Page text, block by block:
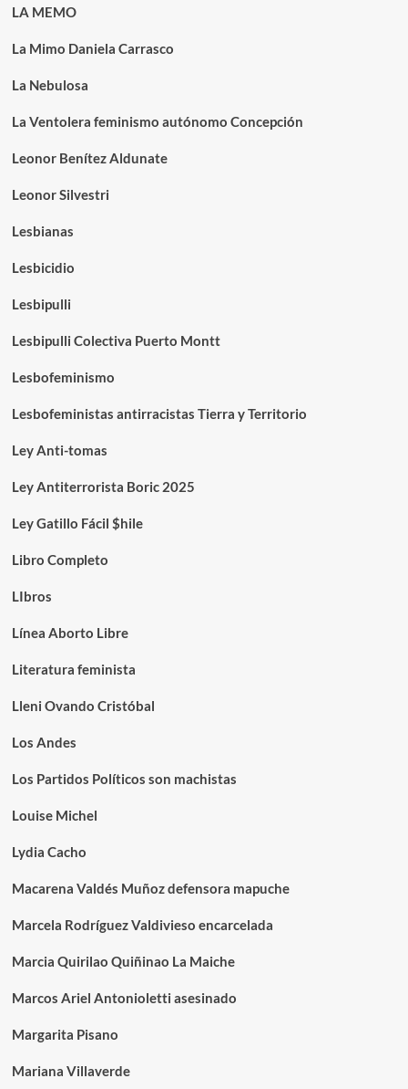
LA MEMO
La Mimo Daniela Carrasco
La Nebulosa
La Ventolera feminismo autónomo Concepción
Leonor Benítez Aldunate
Leonor Silvestri
Lesbianas
Lesbicidio
Lesbipulli
Lesbipulli Colectiva Puerto Montt
Lesbofeminismo
Lesbofeministas antirracistas Tierra y Territorio
Ley Anti-tomas
Ley Antiterrorista Boric 2025
Ley Gatillo Fácil $hile
Libro Completo
LIbros
Línea Aborto Libre
Literatura feminista
Lleni Ovando Cristóbal
Los Andes
Los Partidos Políticos son machistas
Louise Michel
Lydia Cacho
Macarena Valdés Muñoz defensora mapuche
Marcela Rodríguez Valdivieso encarcelada
Marcia Quirilao Quiñinao La Maiche
Marcos Ariel Antonioletti asesinado
Margarita Pisano
Mariana Villaverde